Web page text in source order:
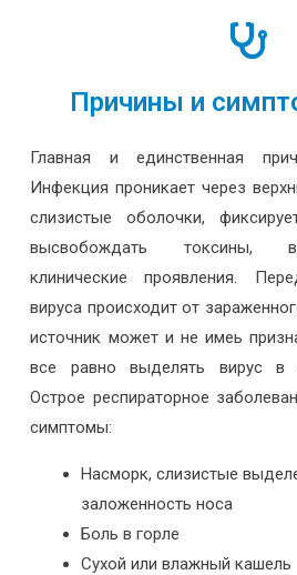
Причины и
Главная и единственная
Инфекция проникает через
слизистые оболочки,
высвобождать токсины,
клинические проявления.
вируса происходит от
источник может и не имеь
все равно выделять вирус в
Острое респираторное
симптомы:
Насморк, слизистые
заложенность носа
Боль в горле
Сухой или влажный кашель